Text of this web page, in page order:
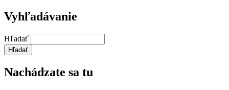
Vyhľadávanie
Hľadať
Nachádzate sa tu